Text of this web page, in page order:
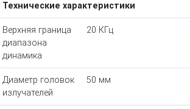
Технические характеристики
Верхняя граница
диапазона
динамика
20 КГц
Диаметр головок
излучателей
50 мм